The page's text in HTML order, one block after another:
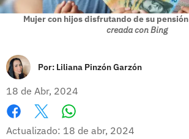
Mujer con hijos disfrutando de su pensión
creada con Bing
Por: Liliana Pinzón Garzón
18 de Abr, 2024
Facebook
X
Actualizado: 18 de abr, 2024